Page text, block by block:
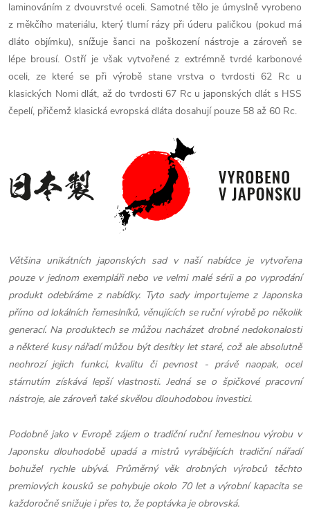
laminováním z dvouvrstvé oceli. Samotné tělo je úmyslně vyrobeno
z měkčího materiálu, který tlumí rázy při úderu paličkou (pokud má
dláto objímku), snížuje šanci na poškození nástroje a zároveň se
lépe brousí. Ostří je však vytvořené z extrémně tvrdé karbonové
oceli, ze které se při výrobě stane vrstva o tvrdosti 62 Rc u
klasických Nomi dlát, až do tvrdosti 67 Rc u japonských dlát s HSS
čepelí, přičemž klasická evropská dláta dosahují pouze 58 až 60 Rc.
Většina unikátních japonských sad v naší nabídce je vytvořena
pouze v jednom exempláři nebo ve velmi malé sérii a po vyprodání
produkt odebíráme z nabídky. Tyto sady importujeme z Japonska
přímo od lokálních řemeslníků, věnujících se ruční výrobě po několik
generací. Na produktech se můžou nacházet drobné nedokonalosti
a některé kusy nářadí můžou být desítky let staré, což ale absolutně
neohrozí jejich funkci, kvalitu či pevnost - právě naopak, ocel
stárnutím získává lepší vlastnosti. Jedná se o špičkové pracovní
nástroje, ale zároveň také skvělou dlouhodobou investici.
Podobně jako v Evropě zájem o tradiční ruční řemeslnou výrobu v
Japonsku dlouhodobě upadá a mistrů vyrábějících tradiční nářadí
bohužel rychle ubývá. Průměrný věk drobných výrobců těchto
premiových kousků se pohybuje okolo 70 let a výrobní kapacita se
každoročně snižuje i přes to, že poptávka je obrovská.